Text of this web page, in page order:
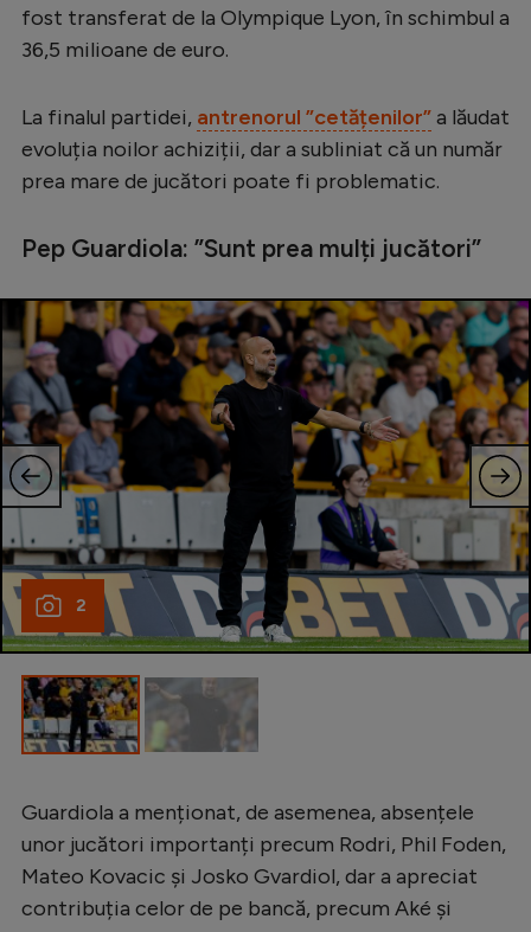
Stranieri
Clasamente
Tenis
Handbal
Formula 1
Gimnastică
Auto
Ciclism
Alte sporturi
JO 2024
JO 2026
Creează cont
fost transferat de la Olympique Lyon, în schimbul a
36,5 milioane de euro.
La finalul partidei, antrenorul ”cetățenilor”a lăudat
evoluția noilor achiziții, dar a subliniat că un număr
prea mare de jucători poate fi problematic.
Pep Guardiola: ”Sunt prea mulți jucători”
2
Guardiola a menționat, de asemenea, absențele
unor jucători importanți precum Rodri, Phil Foden,
Mateo Kovacic și Josko Gvardiol, dar a apreciat
contribuția celor de pe bancă, precum Aké și